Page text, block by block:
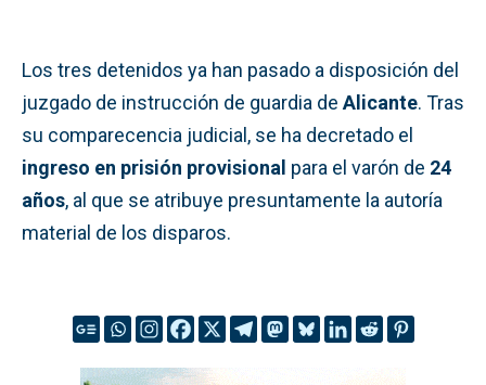
Los tres detenidos ya han pasado a disposición del
juzgado de instrucción de guardia de Alicante. Tras
su comparecencia judicial, se ha decretado el
ingreso en prisión provisional para el varón de 24
años, al que se atribuye presuntamente la autoría
material de los disparos.